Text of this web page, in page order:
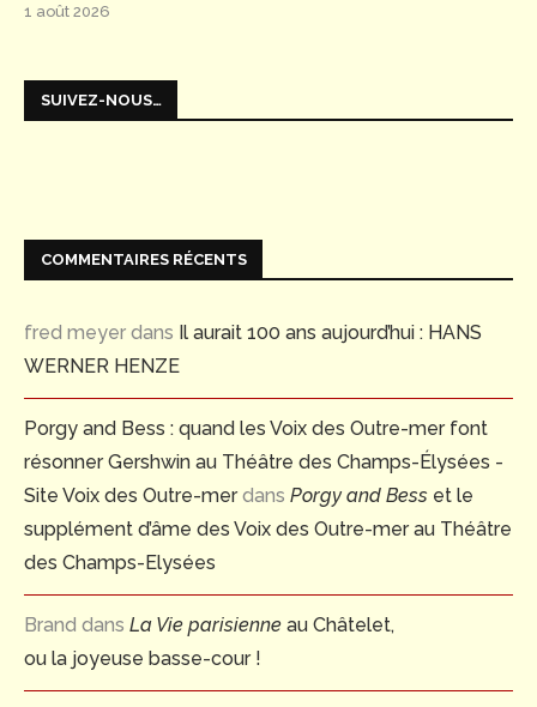
1 août 2026
SUIVEZ-NOUS…
COMMENTAIRES RÉCENTS
fred meyer dans Il aurait 100 ans aujourd’hui : HANS
WERNER HENZE
Porgy and Bess : quand les Voix des Outre-mer font
résonner Gershwin au Théâtre des Champs-Élysées -
Site Voix des Outre-merdans Porgy and Bess et le
supplément d’âme des Voix des Outre-mer au Théâtre
des Champs-Elysées
Brand dans La Vie parisienne au Châtelet,
ou la joyeuse basse-cour !